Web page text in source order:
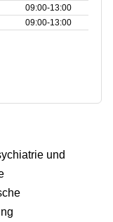
09:00‑13:00
09:00‑13:00
und